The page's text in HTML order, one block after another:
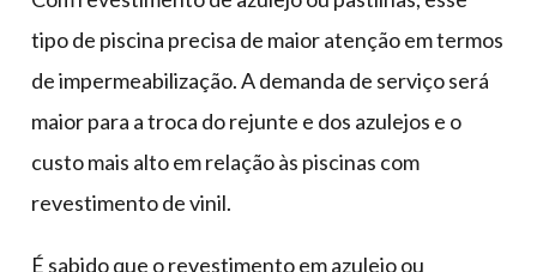
tipo de piscina precisa de maior atenção em termos
de impermeabilização. A demanda de serviço será
maior para a troca do rejunte e dos azulejos e o
custo mais alto em relação às piscinas com
revestimento de vinil.
É sabido que o revestimento em azulejo ou